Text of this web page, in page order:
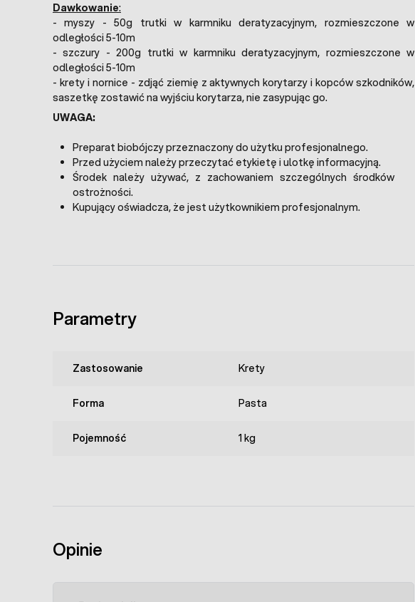
Dawkowanie:
- myszy - 50g trutki w karmniku deratyzacyjnym, rozmieszczone w
odległości 5-10m
- szczury - 200g trutki w karmniku deratyzacyjnym, rozmieszczone w
odległości 5-10m
- krety i nornice - zdjąć ziemię z aktywnych korytarzy i kopców szkodników,
saszetkę zostawić na wyjściu korytarza, nie zasypując go.
UWAGA:
Preparat biobójczy przeznaczony do użytku profesjonalnego.
Przed użyciem należy przeczytać etykietę i ulotkę informacyjną.
Środek należy używać, z zachowaniem szczególnych środków
ostrożności.
Kupujący oświadcza, że jest użytkownikiem profesjonalnym.
Parametry
Zastosowanie Krety
Forma Pasta
Pojemność 1 kg
Opinie